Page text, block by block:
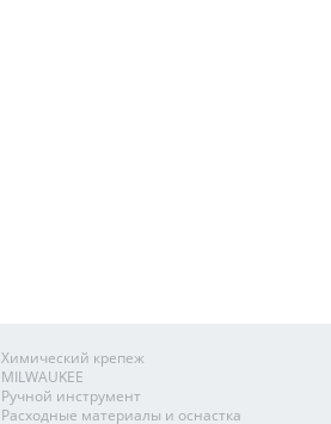
Химический крепеж
MILWAUKEE
Ручной инструмент
Расходные материалы и оснастка